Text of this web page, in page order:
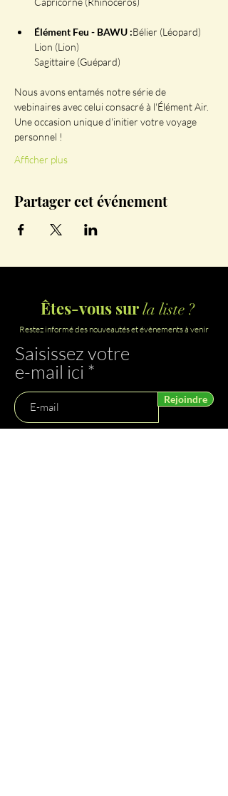
Élément Feu - BAWU :Bélier (Léopard)
Lion (Lion)
Nous avons entamés notre série de
webinaires avec celui consacré à l'Élément Air.
Une occasion unique d'initier votre voyage
personnel !
Afficher plus
Partager cet événement
Êtes-vous surla liste ?
Restez informé des nouveautés et évènements à venir
Saisissez votre
e-mail ici
Rejoindre